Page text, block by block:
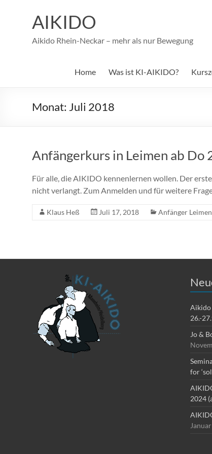
AIKIDO
Aikido Rhein-Neckar – mehr als nur Bewegung
Home Was ist KI-AIKIDO?
Monat: Juli 2018
Anfängerkurs in Leimen ab Do
Für alle, die AIKIDO kennenlernen wollen. Der
nicht verlangt. Zum Anmelden und für weitere
Klaus Heß Juli 17, 2018 Anfänger Leimen
Aikido
26.-
Jo &
for
2024